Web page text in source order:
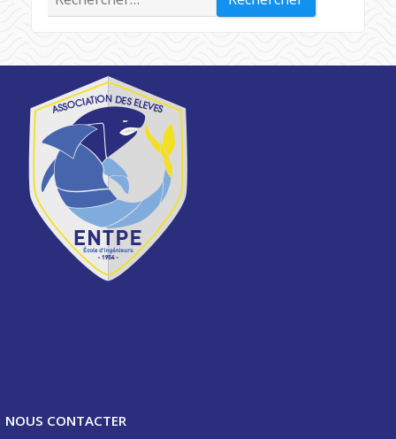
NOUS CONTACTER